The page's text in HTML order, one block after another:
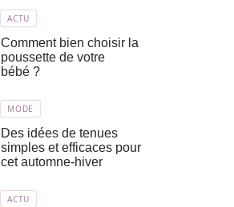
ACTU
Comment bien choisir la
poussette de votre
bébé ?
MODE
Des idées de tenues
simples et efficaces pour
cet automne-hiver
ACTU